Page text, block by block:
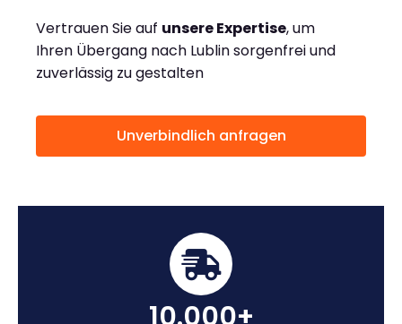
Vertrauen Sie auf unsere Expertise, um
Ihren Übergang nach Lublin sorgenfrei und
zuverlässig zu gestalten
Unverbindlich anfragen